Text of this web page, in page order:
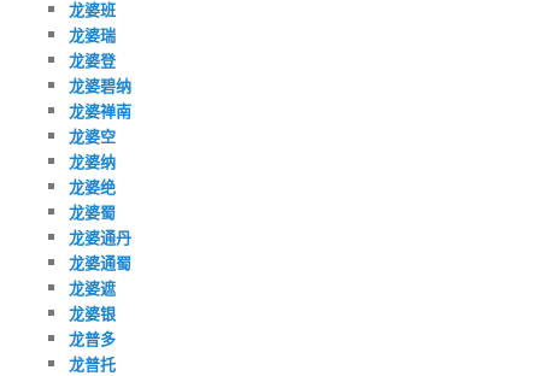
龙婆班
龙婆瑞
龙婆登
龙婆碧纳
龙婆禅南
龙婆空
龙婆纳
龙婆绝
龙婆蜀
龙婆通丹
龙婆通蜀
龙婆遮
龙婆银
龙普多
龙普托